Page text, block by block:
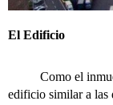
El Edificio
Como el
edificio similar a las